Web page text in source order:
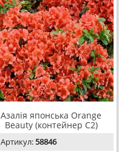
Азалія японська Orange
Beauty (контейнер С2)
Артикул:58846